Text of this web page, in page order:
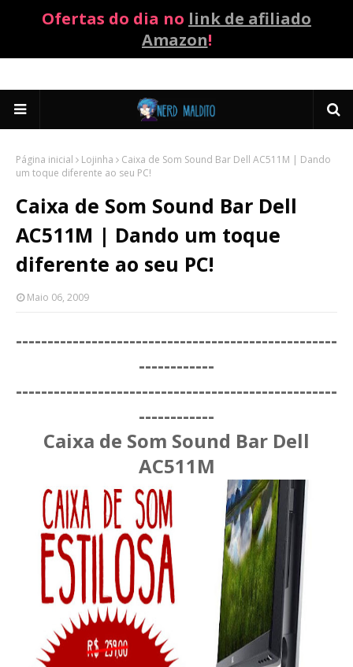
Ofertas do dia no link de afiliado
Amazon!
Página inicial Lojinha
Caixa de Som Sound Bar Dell AC511M | Dando
um toque diferente ao seu PC!
Caixa de Som Sound Bar Dell
AC511M | Dando um toque
diferente ao seu PC!
Maio 06, 2009
---------------------------------------------------
------------
---------------------------------------------------
------------
Caixa de Som Sound Bar Dell
AC511M